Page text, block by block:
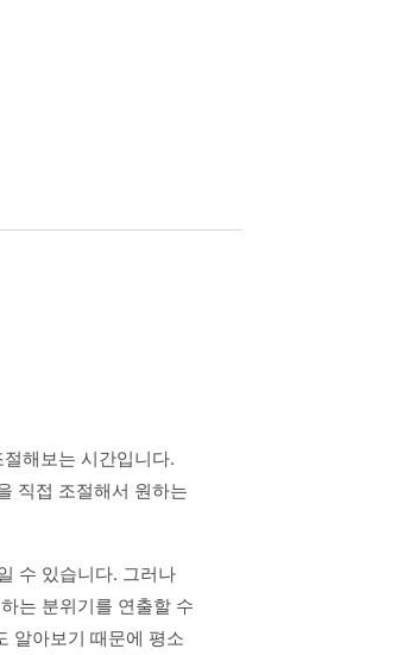
해보는 시간입니다.
직접 조절해서 원하는
수 있습니다. 그러나
는 분위기를 연출할 수
알아보기 때문에 평소